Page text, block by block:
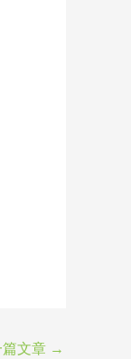
篇文章 →